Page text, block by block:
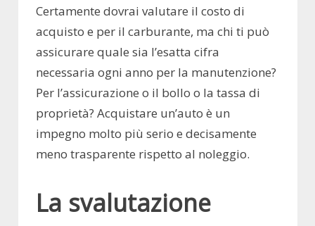
Certamente dovrai valutare il costo di
acquisto e per il carburante, ma chi ti può
assicurare quale sia l’esatta cifra
necessaria ogni anno per la manutenzione?
Per l’assicurazione o il bollo o la tassa di
proprietà? Acquistare un’auto è un
impegno molto più serio e decisamente
meno trasparente rispetto al noleggio.
La svalutazione